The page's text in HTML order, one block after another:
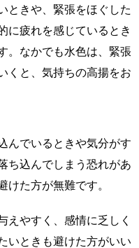
ときや、緊張をほぐした
に疲れを感じているとき
。なかでも水色は、緊張
くと、気持ちの高揚をお
んでいるときや気分がす
ち込んでしまう恐れがあ
けた方が無難です。
えやすく、感情に乏しく
いときも避けた方がいい